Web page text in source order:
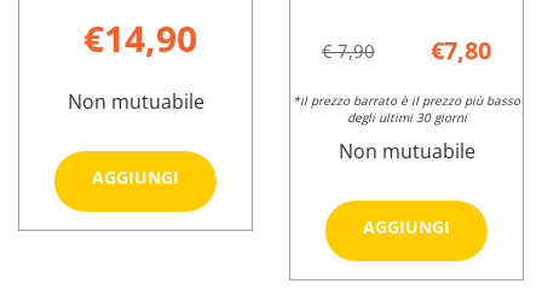
€14,90
Non mutuabile
AGGIUNGI
Aggiungi PARAKITO
BRACCIALE
PIUME
€ 7,90 €7,80
*il prezzo barrato è il prezzo più basso
degli ultimi 30 giorni
Non mutuabile
AGGIUNGI
Aggiungi